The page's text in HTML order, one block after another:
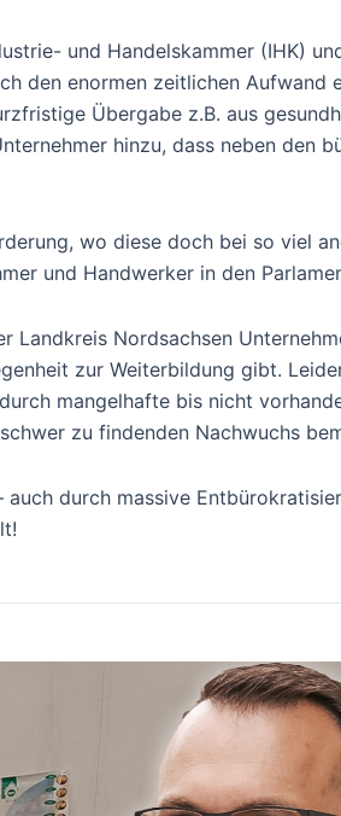
und Handelskammer (IHK)
den enormen zeitlichen
Übergabe z.B. aus
hinzu, dass neben den
wo diese doch bei so viel
und Handwerker in den
Landkreis Nordsachsen
zur Weiterbildung gibt.
mangelhafte bis nicht
zu findenden Nachwuchs
durch massive